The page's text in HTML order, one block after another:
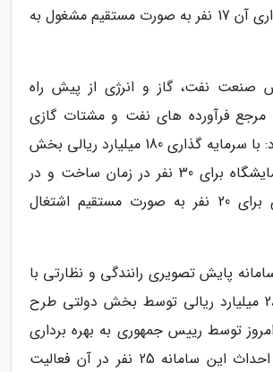
کرده و با بهره برداری آن 17 نفر به صورت مستقیم مشغول به
صنعت نفت، گاز و انرژی از پیش راه
مرجع فرآورده های نفت و مشتات گازی
خبرداد و شرح داد: با سرمایه گذاری 180 میلیارد ریالی بخش
خصوصی این آزمایشگاه برای 30 نفر در زمان ساخت و در
زمان بهره برداری برای 20 نفر به صورت مستقیم اشتغال
پایش تصویری رانندگی و نظارتی با
سرمایه گذاری 280 میلیارد ریالی توسط بخش دولتی طرح
توسط رییس جمهوری به بهره برداری
رسید و در زمان احداث این سامانه 25 نفر در آن فعالیت